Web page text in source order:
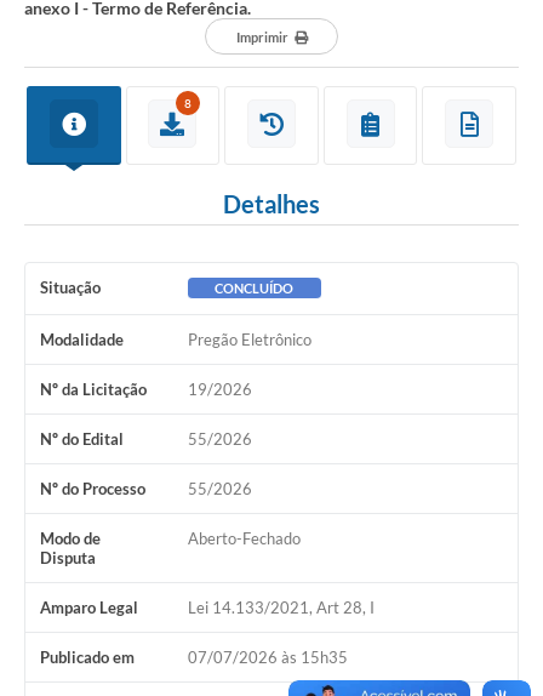
anexo I - Termo de Referência.
Imprimir
8
Detalhes
Situação CONCLUÍDO
Modalidade Pregão Eletrônico
Nº da Licitação 19/2026
Nº do Edital 55/2026
Nº do Processo 55/2026
Modo de
Disputa
Aberto-Fechado
Amparo Legal Lei 14.133/2021, Art 28, I
Publicado em 07/07/2026 às 15h35